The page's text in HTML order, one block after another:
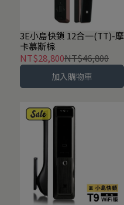
3E小島快鎖 12合一(TT)-摩
卡慕斯棕
NT$28,800NT$46,800
加入購物車